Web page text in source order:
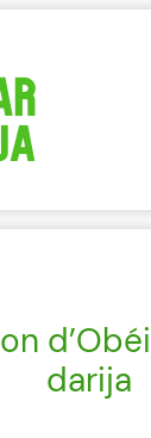
darija